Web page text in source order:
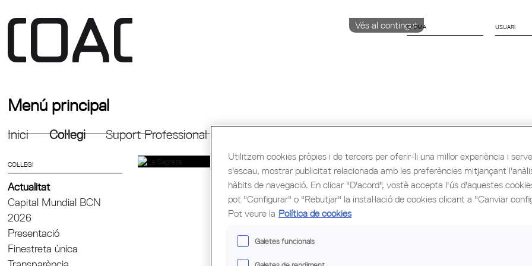
Vés al contingut
IDIOMA
Menú principal
Inici Col·legi Suport Professional Congrés Mundial
COL·LEGI
Actualitat
Capital Mundial BCN
2026
Presentació
Finestreta única
Utilitzem cookies pròpies i de tercers per oferir-li una millor experiència i
s'escau, mostrar publicitat relacionada amb les preferències mitjançant
hàbits de navegació. En clicar "D'acord", vostè accepta l'ús d'aquestes
pot "Configurar" o "Rebutjar" la instal·lació de cookies clicant a "Canviar
Pot veure la Política de cookies
Galetes funcionals